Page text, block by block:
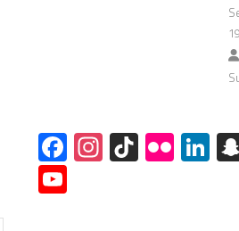
Facebook
Instagram
TikTokFlickr